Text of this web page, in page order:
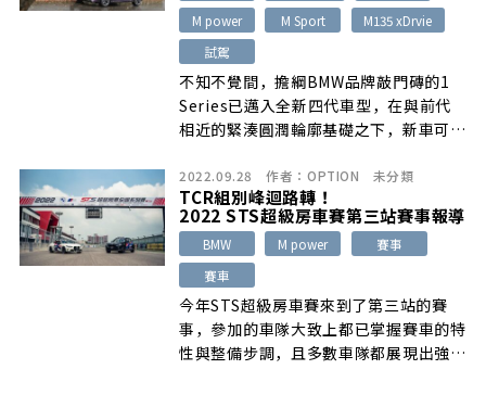
M power
M Sport
M135 xDrvie
試駕
不知不覺間，擔綱BMW品牌敲門磚的1
Series已邁入全新四代車型，在與前代
相近的緊湊圓潤輪廓基礎之下，新車可說
2022.09.28 作者： OPTION 未分類
TCR組別峰迴路轉！
2022 STS超級房車賽第三站賽事報導
BMW M power
賽事
賽車
今年STS超級房車賽來到了第三站的賽
事，參加的車隊大致上都已掌握賽車的特
性與整備步調，且多數車隊都展現出強大